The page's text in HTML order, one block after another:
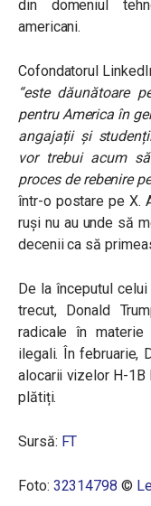
din domeniul
americani.
Cofondatorul
“este dăunătoare
pentru America în
angajații și
vor trebui acum
proces de rebenire
într-o postare pe X.
ruși nu au unde să
decenii ca să
De la începutul
trecut, Donald
radicale în
ilegali. În februarie,
alocarii vizelor H-
plătiți.
Sursă: FT
Foto: 32314798 ©